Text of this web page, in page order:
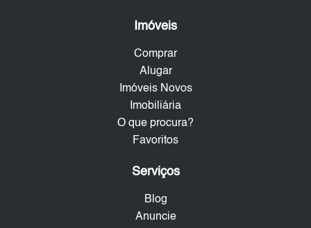
Imóveis
Comprar
Alugar
Imóveis Novos
Imobiliária
O que procura?
Favoritos
Serviços
Blog
Anuncie